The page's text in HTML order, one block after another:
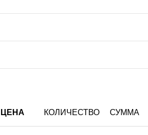
ЦЕНА КОЛИЧЕСТВО СУММА